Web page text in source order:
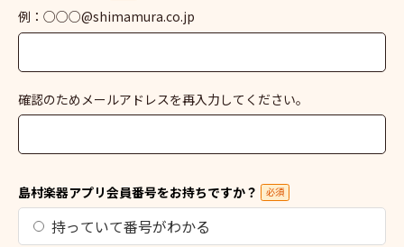
例：○○○@shimamura.co.jp
確認のためメールアドレスを再入力してください。
島村楽器アプリ会員番号をお持ちですか？ 必須
持っていて番号がわかる